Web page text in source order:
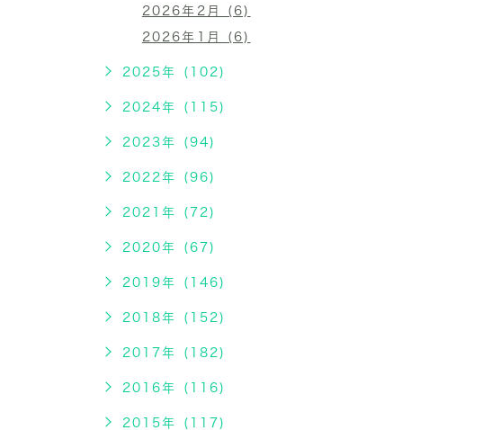
2026年2月 (6)
2026年1月 (6)
2025年 (102)
2024年 (115)
2023年 (94)
2022年 (96)
2021年 (72)
2020年 (67)
2019年 (146)
2018年 (152)
2017年 (182)
2016年 (116)
2015年 (117)